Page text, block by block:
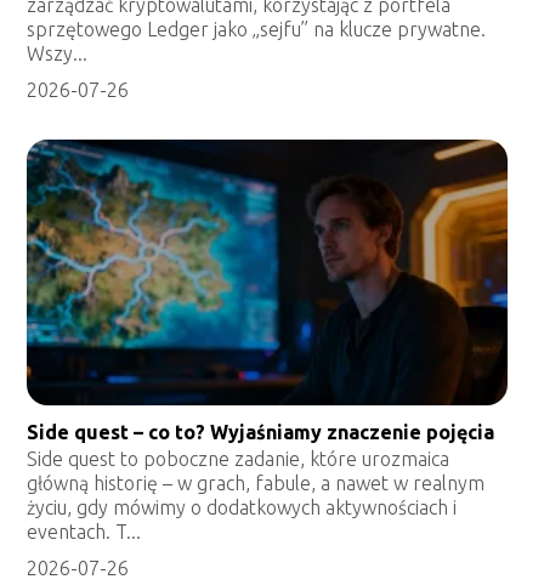
zarządzać kryptowalutami, korzystając z portfela
sprzętowego Ledger jako „sejfu” na klucze prywatne.
Wszy...
2026-07-26
Side quest – co to? Wyjaśniamy znaczenie pojęcia
Side quest to poboczne zadanie, które urozmaica
główną historię – w grach, fabule, a nawet w realnym
życiu, gdy mówimy o dodatkowych aktywnościach i
eventach. T...
2026-07-26